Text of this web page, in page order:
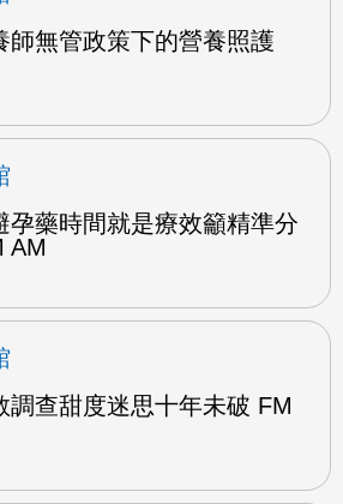
師無管政策下的營養照護
孕藥時間就是療效籲精準分
AM
調查甜度迷思十年未破 FM